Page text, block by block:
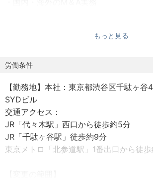
・候補先の価値評価・デューデリジェン
もっと見る
労働条件
【勤務地】本社：東京都渋谷区千駄ヶ
SYDビル
交通アクセス：
JR「代々木駅」西口から徒歩約5分
JR「千駄ヶ谷駅」徒歩約9分
東京メトロ「北参道駅」1番出口から徒